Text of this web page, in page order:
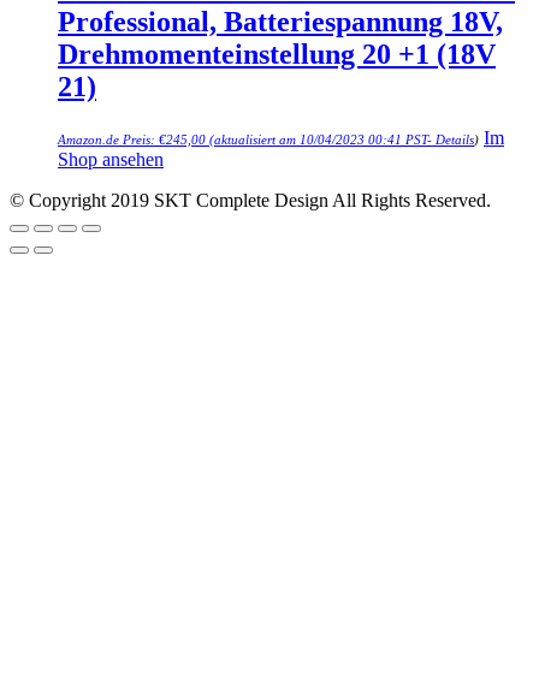
Professional, Batteriespannung 18V,
Drehmomenteinstellung 20 +1 (18V
21)
Amazon.de Preis: €245,00 (aktualisiert am 10/04/2023 00:41 PST- Details) Im
Shop ansehen
© Copyright 2019 SKT Complete Design All Rights Reserved.